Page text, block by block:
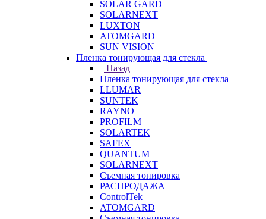
SOLAR GARD
SOLARNEXT
LUXTON
ATOMGARD
SUN VISION
Пленка тонирующая для стекла
Назад
Пленка тонирующая для стекла
LLUMAR
SUNTEK
RAYNO
PROFILM
SOLARTEK
SAFEX
QUANTUM
SOLARNEXT
Съемная тонировка
РАСПРОДАЖА
ControlTek
ATOMGARD